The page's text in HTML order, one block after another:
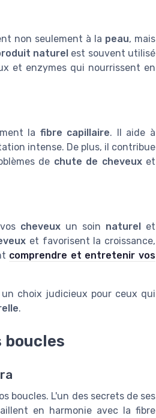
non seulement à la peau, mais
naturel est souvent utilisé
et enzymes qui nourrissent en
la fibre capillaire. Il aide à
intense. De plus, il contribue
de chute de cheveuxet
cheveux un soin naturel
et
et favorisent la croissance,
comprendre et entretenir vos
choix judicieux pour ceux qui
.
boucles
boucles. L'un des secrets de ses
en harmonie avec la fibre